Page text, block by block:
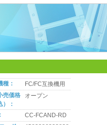
種：
FC/FC互換機用
売価格
）：
オープン
CC-FCAND-RD